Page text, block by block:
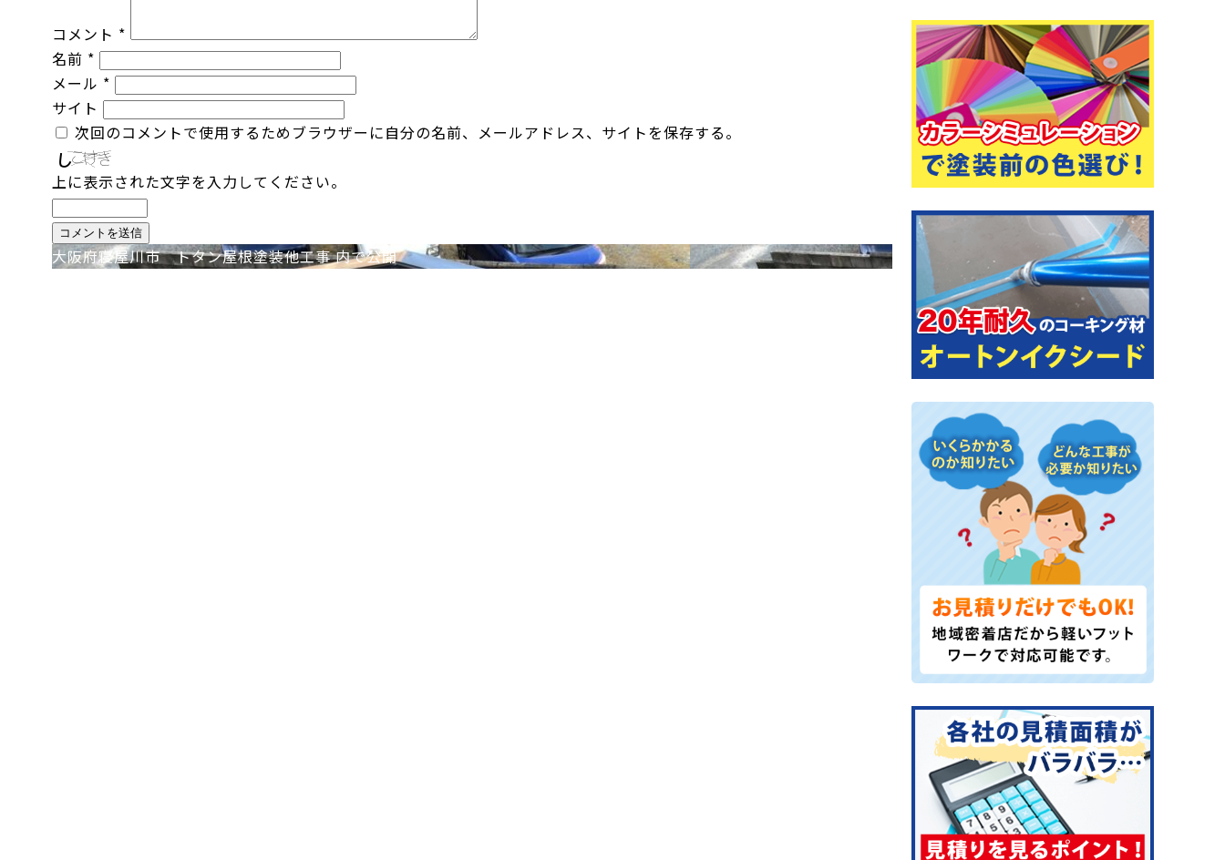
コメント *
名前 *
メール *
サイト
次回のコメントで使用するためブラウザーに自分の名前、メールアドレス、サイトを保存する。
上に表示された文字を入力してください。
投
大阪府寝屋川市 トタン屋根塗装他工事 内で公開